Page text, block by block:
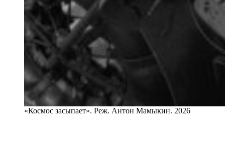
«Космос засыпает». Реж. Антон Мамыкин. 2026